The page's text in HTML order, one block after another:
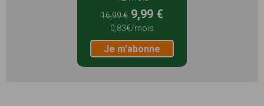
16,99 € 9,99 €
0,83€/mois
Je m'abonne